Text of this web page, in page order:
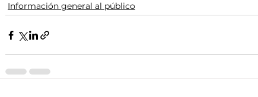
Información general al público